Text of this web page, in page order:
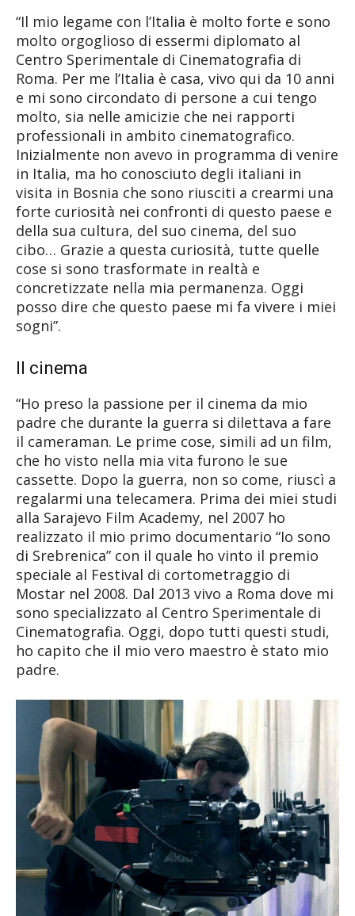
“Il mio legame con l’Italia è molto forte e sono
molto orgoglioso di essermi diplomato al
Centro Sperimentale di Cinematografia di
Roma. Per me l’Italia è casa, vivo qui da 10 anni
e mi sono circondato di persone a cui tengo
molto, sia nelle amicizie che nei rapporti
professionali in ambito cinematografico.
Inizialmente non avevo in programma di venire
in Italia, ma ho conosciuto degli italiani in
visita in Bosnia che sono riusciti a crearmi una
forte curiosità nei confronti di questo paese e
della sua cultura, del suo cinema, del suo
cibo… Grazie a questa curiosità, tutte quelle
cose si sono trasformate in realtà e
concretizzate nella mia permanenza. Oggi
posso dire che questo paese mi fa vivere i miei
sogni”.
Il cinema
“Ho preso la passione per il cinema da mio
padre che durante la guerra si dilettava a fare
il cameraman. Le prime cose, simili ad un film,
che ho visto nella mia vita furono le sue
cassette. Dopo la guerra, non so come, riuscì a
regalarmi una telecamera. Prima dei miei studi
alla Sarajevo Film Academy, nel 2007 ho
realizzato il mio primo documentario “Io sono
di Srebrenica” con il quale ho vinto il premio
speciale al Festival di cortometraggio di
Mostar nel 2008. Dal 2013 vivo a Roma dove mi
sono specializzato al Centro Sperimentale di
Cinematografia. Oggi, dopo tutti questi studi,
ho capito che il mio vero maestro è stato mio
padre.